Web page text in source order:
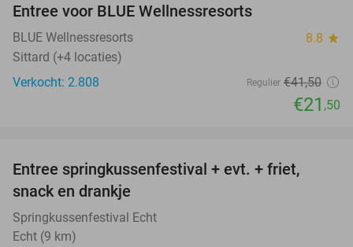
Entree voor BLUE Wellnessresorts
BLUE Wellnessresorts 8.8 star
Sittard (+4 locaties)
Verkocht: 2.808
Regulier €41,50
€21 ,50
Entree springkussenfestival + evt. + friet,
snack en drankje
Springkussenfestival Echt
Echt (9 km)